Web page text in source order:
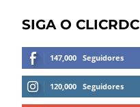
SIGA O CLICRDC
147,000 Seguidores
120,000 Seguidores